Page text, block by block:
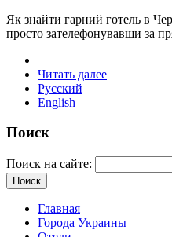
Як знайти гарний готель в
просто зателефонувавши за
Читать далее
Русский
English
Поиск
Поиск на сайте:
Главная
Города Украины